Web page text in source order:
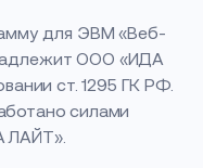
для ЭВМ «Веб-
ООО «ИДА
ст. 1295 ГК РФ.
силами
ЛАЙТ».